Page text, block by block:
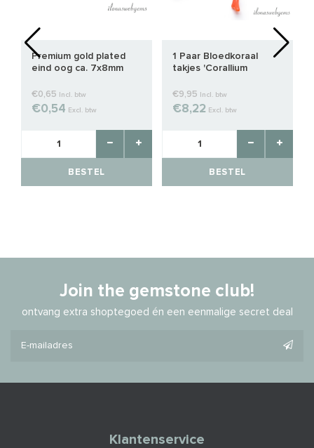
Premium gold plated
eind oog ca. 7x8mm
€0,65 Incl. btw
€0,54 Excl. btw
BESTEL
1 Paar Bloedkoraal
takjes 'Corallium
€9,95 Incl. btw
€8,22 Excl. btw
BESTEL
Join the gemstone club!
ontvang extra shoptegoed én een eenmalige secret deal
Klantenservice